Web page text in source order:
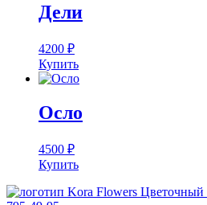
Дели
4200 ₽
Купить
Осло
4500 ₽
Купить
Цветочный